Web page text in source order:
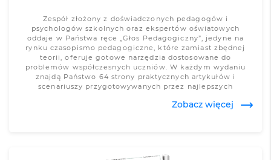
Zespół złożony z doświadczonych pedagogów i
psychologów szkolnych oraz ekspertów oświatowych
oddaje w Państwa ręce „Głos Pedagogiczny”, jedyne na
rynku czasopismo pedagogiczne, które zamiast zbędnej
teorii, oferuje gotowe narzędzia dostosowane do
problemów współczesnych uczniów. W każdym wydaniu
znajdą Państwo 64 strony praktycznych artykułów i
scenariuszy przygotowywanych przez najlepszych
codzienną pracą pedagoga i psychologa szkolnego,
Zobacz więcej